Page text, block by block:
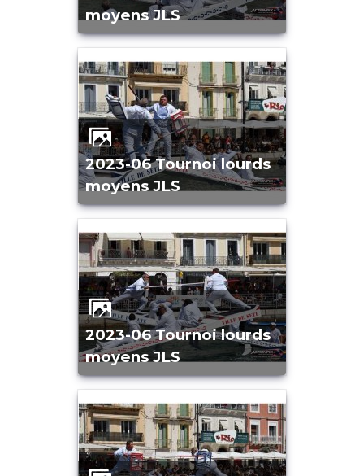
moyens JLS
2023-06 Tournoi lourds
moyens JLS
2023-06 Tournoi lourds
moyens JLS